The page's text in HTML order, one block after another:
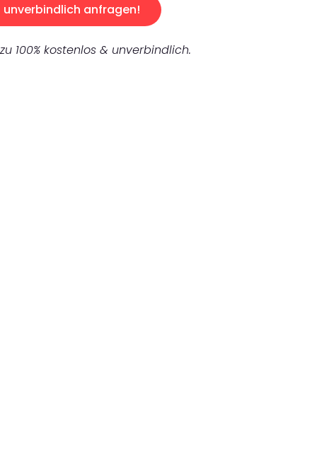
unverbindlich anfragen!
100% kostenlos & unverbindlich.